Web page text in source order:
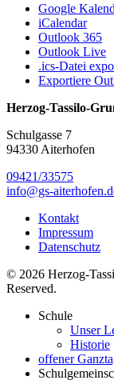
Google
iCalendar
Outlook 365
Outlook Live
.ics-Datei
Exportiere
Herzog-Tassilo-
Schulgasse 7
94330 Aiterhofen
09421/33575
info@gs-
Kontakt
Impressum
Datenschutz
© 2026 Herzog-
Reserved.
Schule
Unser
Historie
offener